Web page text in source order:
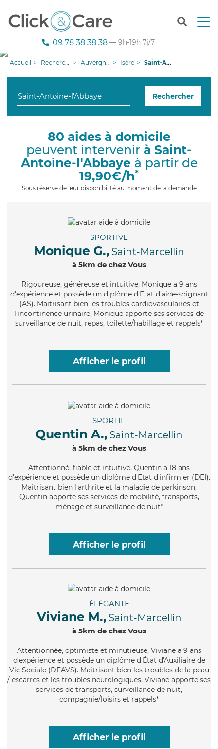
T
n
g
09 78 38 38 38 — 9h-19h 7j/7
Accueil Recherche aide à domicile Auvergne-Rhône-Alpes Isère Saint-Antoine-l'Abbaye
Rechercher
80 aides à domicile
peuvent intervenir à Saint-
Antoine-l'Abbaye à partir de
19,90€/h*
Sous réserve de leur disponibilité au moment de la demande
SPORTIVE
Monique G., Saint-Marcellin
à 5km de chez Vous
Rigoureuse, généreuse et intuitive, Monique a 9 ans
d'expérience et possède un diplôme d'Etat d'aide-soignant
(AS). Maitrisant bien les troubles cardiovasculaires et
l'incontinence urinaire, Monique apporte ses services de
surveillance de nuit, repas, toilette/habillage et rappels*
Afficher le profil
SPORTIF
Quentin A., Saint-Marcellin
à 5km de chez Vous
Attentionné, fiable et intuitive, Quentin a 18 ans
d'expérience et possède un diplôme d'Etat d'infirmier (DEI).
Maitrisant bien l'arthrite et la maladie de parkinson,
Quentin apporte ses services de mobilité, transports,
ménage et surveillance de nuit*
Afficher le profil
ÉLÉGANTE
Viviane M., Saint-Marcellin
à 5km de chez Vous
Attentionnée, optimiste et minutieuse, Viviane a 9 ans
d'expérience et possède un diplôme d'État d'Auxiliaire de
Vie Sociale (DEAVS). Maitrisant bien les troubles de la peau
/ escarres et les troubles neurologiques, Viviane apporte ses
services de transports, surveillance de nuit,
compagnie/loisirs et rappels*
Afficher le profil